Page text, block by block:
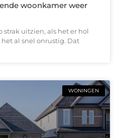
woonkamer weer
strak uitzien, als het er hol
al snel onrustig. Dat
WONINGEN